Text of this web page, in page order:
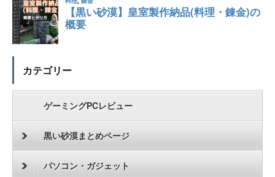
カテゴリー
ゲーミングPCレビュー
黒い砂漠まとめページ
パソコン・ガジェット